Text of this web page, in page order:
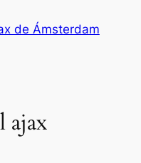
de Ámsterdam
ajax